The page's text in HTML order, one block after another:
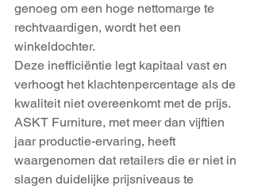
genoeg om een hoge nettomarge te
rechtvaardigen, wordt het een
winkeldochter.
Deze inefficiëntie legt kapitaal vast en
verhoogt het klachtenpercentage als de
kwaliteit niet overeenkomt met de prijs.
ASKT Furniture, met meer dan vijftien
jaar productie-ervaring, heeft
waargenomen dat retailers die er niet in
slagen duidelijke prijsniveaus te